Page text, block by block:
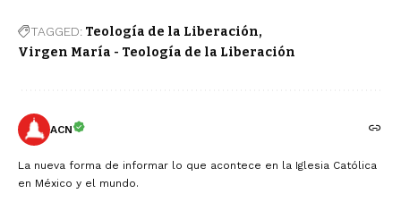
TAGGED: Teología de la Liberación
Virgen María - Teología de la Liberación
ACN
La nueva forma de informar lo que acontece en la Iglesia Católica
en México y el mundo.